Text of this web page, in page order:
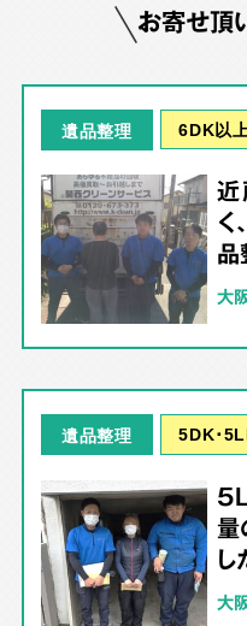
お寄せ頂
遺品整理 6DK以
品
大
遺品整理 5DK･
量
し
大